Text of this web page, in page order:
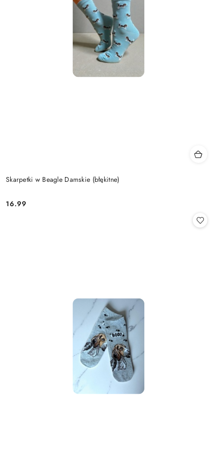
Skarpetki w Beagle Damskie (błękitne)
Cena:
16.99